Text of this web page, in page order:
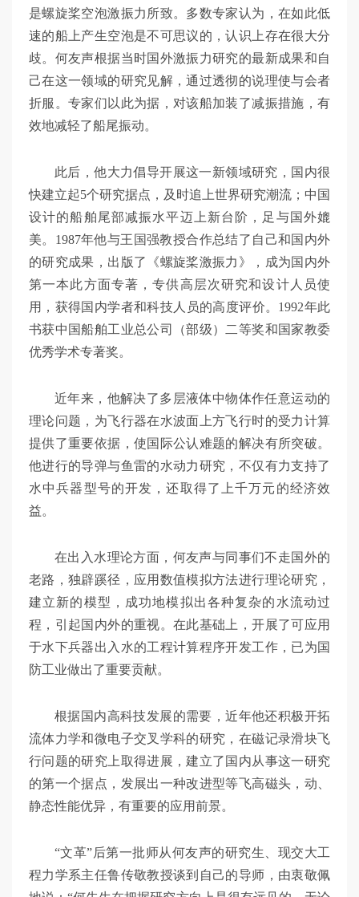
是螺旋桨空泡激振力所致。多数专家认为，在如此低
速的船上产生空泡是不可思议的，认识上存在很大分
歧。何友声根据当时国外激振力研究的最新成果和自
己在这一领域的研究见解，通过透彻的说理使与会者
折服。专家们以此为据，对该船加装了减振措施，有
效地减轻了船尾振动。
此后，他大力倡导开展这一新领域研究，国内很
快建立起5个研究据点，及时追上世界研究潮流；中国
设计的船舶尾部减振水平迈上新台阶，足与国外媲
美。1987年他与王国强教授合作总结了自己和国内外
的研究成果，出版了《螺旋桨激振力》，成为国内外
第一本此方面专著，专供高层次研究和设计人员使
用，获得国内学者和科技人员的高度评价。1992年此
书获中国船舶工业总公司（部级）二等奖和国家教委
优秀学术专著奖。
近年来，他解决了多层液体中物体作任意运动的
理论问题，为飞行器在水波面上方飞行时的受力计算
提供了重要依据，使国际公认难题的解决有所突破。
他进行的导弹与鱼雷的水动力研究，不仅有力支持了
水中兵器型号的开发，还取得了上千万元的经济效
益。
在出入水理论方面，何友声与同事们不走国外的
老路，独辟蹊径，应用数值模拟方法进行理论研究，
建立新的模型，成功地模拟出各种复杂的水流动过
程，引起国内外的重视。在此基础上，开展了可应用
于水下兵器出入水的工程计算程序开发工作，已为国
防工业做出了重要贡献。
根据国内高科技发展的需要，近年他还积极开拓
流体力学和微电子交叉学科的研究，在磁记录滑块飞
行问题的研究上取得进展，建立了国内从事这一研究
的第一个据点，发展出一种改进型等飞高磁头，动、
静态性能优异，有重要的应用前景。
“文革”后第一批师从何友声的研究生、现交大工
程力学系主任鲁传敬教授谈到自己的导师，由衷敬佩